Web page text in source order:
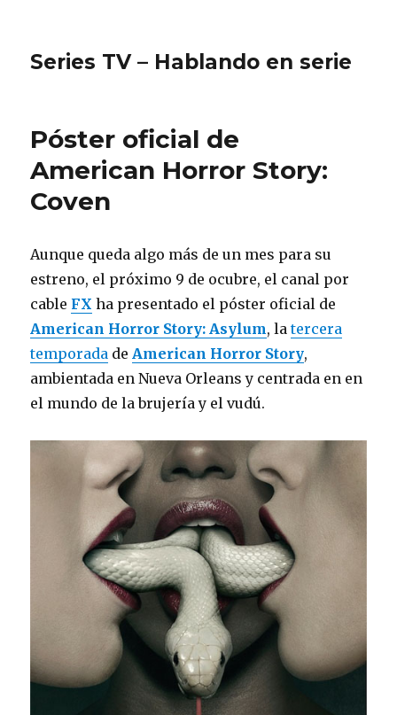
Series TV – Hablando en serie
Póster oficial de
American Horror Story:
Coven
Aunque queda algo más de un mes para su
estreno, el próximo 9 de ocubre, el canal por
cable FX ha presentado el póster oficial de
American Horror Story: Asylum, latercera
temporada deAmerican Horror Story,
ambientada en Nueva Orleans y centrada en en
el mundo de la brujería y el vudú.